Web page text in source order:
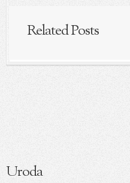
Related Posts
Uroda